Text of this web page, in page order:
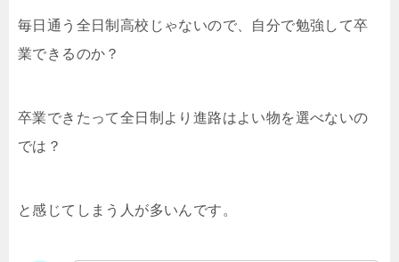
毎日通う全日制高校じゃないので、自分で勉強して卒
業できるのか？
卒業できたって全日制より進路はよい物を選べないの
では？
と感じてしまう人が多いんです。